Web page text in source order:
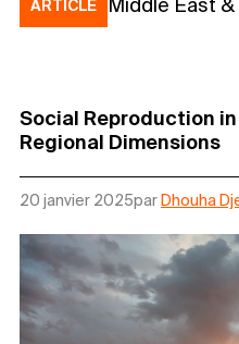
ARTICLE Middle East
Social Reproduction
Regional Dimensions
20 janvier 2025par Dhouha